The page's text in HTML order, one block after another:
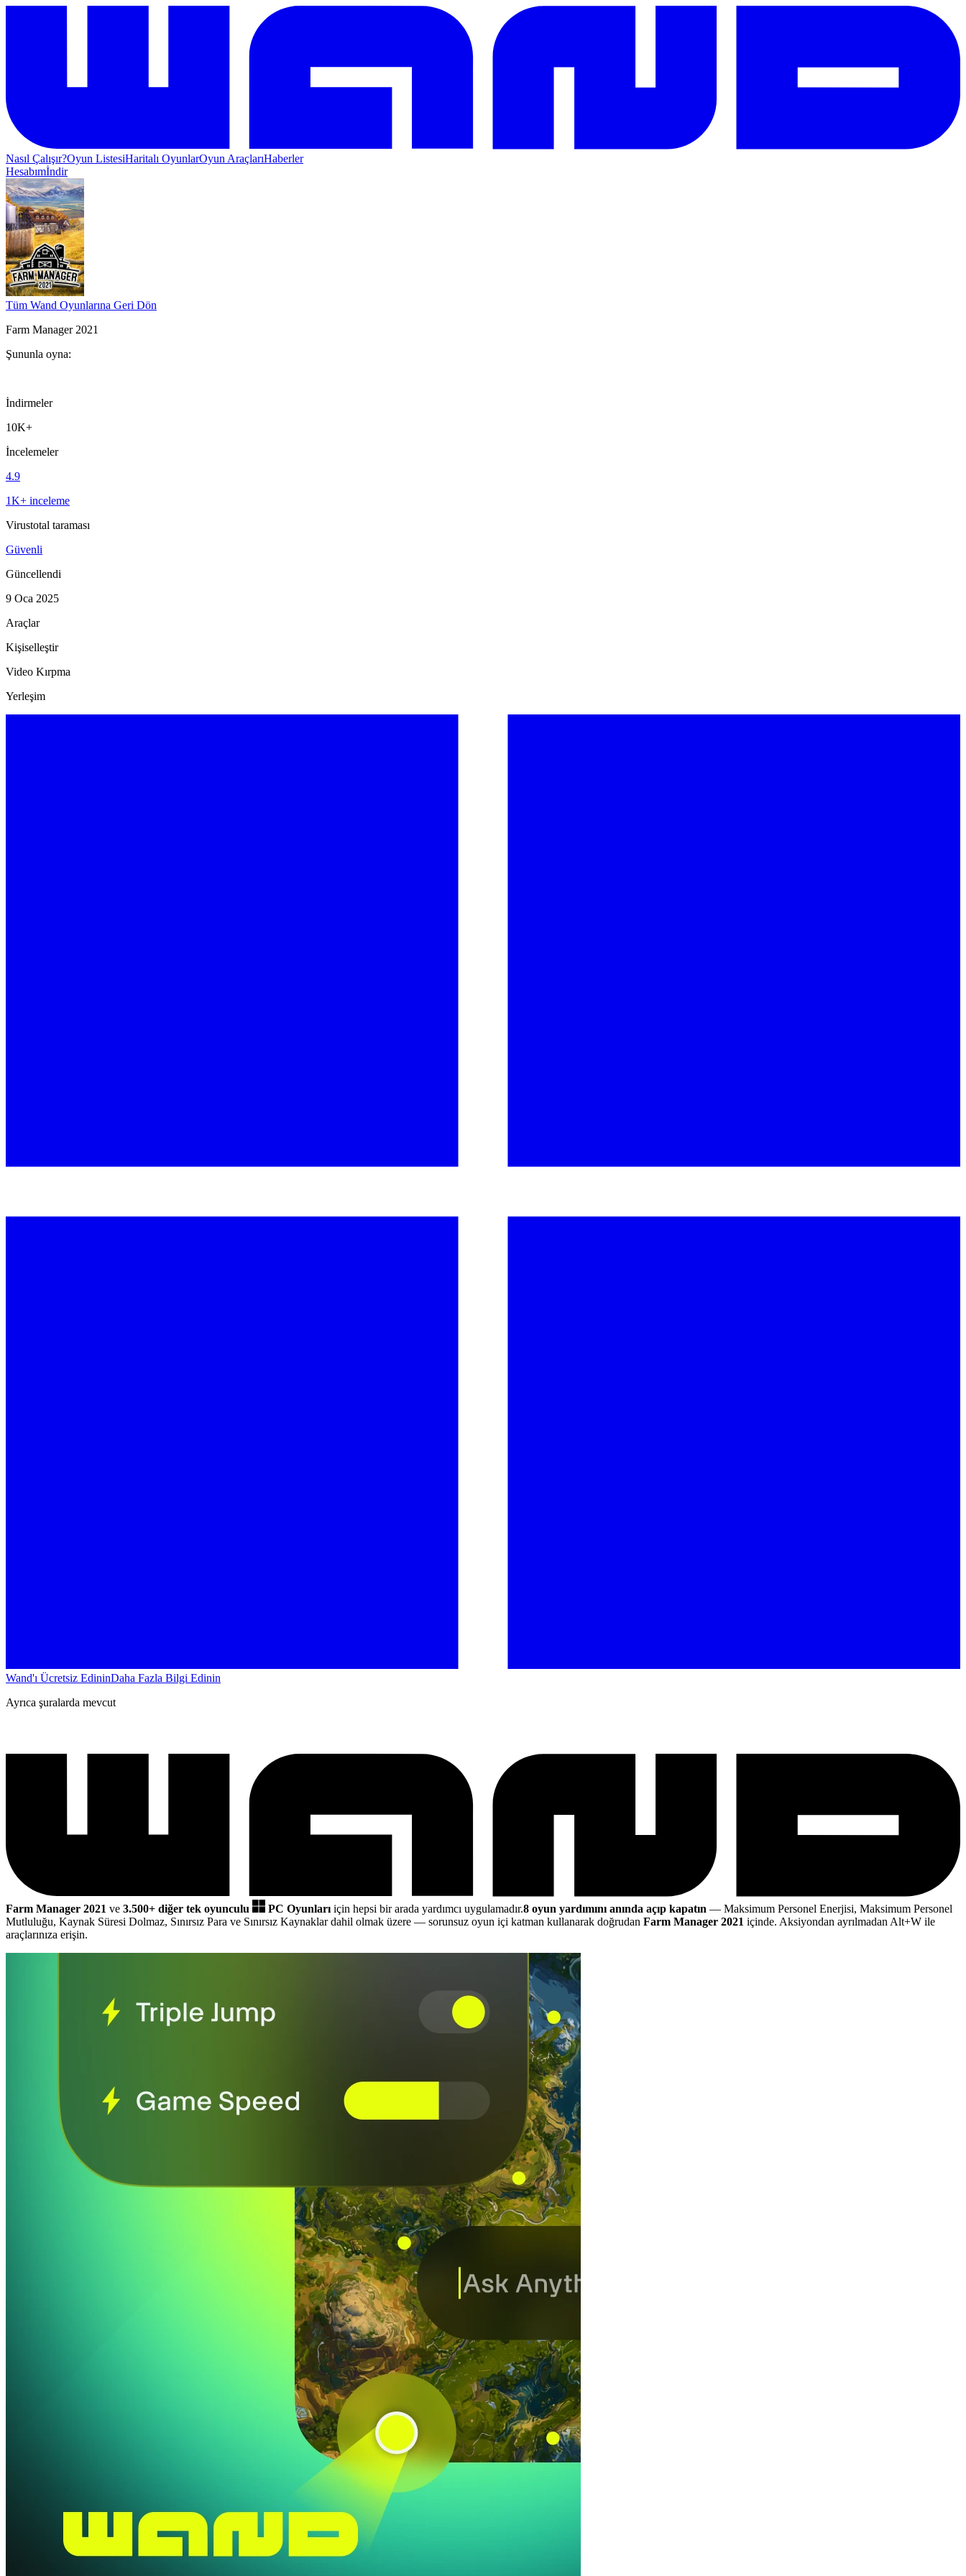
Nasıl Çalışır?Oyun ListesiHaritalı OyunlarOyun AraçlarıHaberler
Hesabımİndir
Tüm Wand Oyunlarına Geri Dön
Farm Manager 2021
Şununla oyna:
İndirmeler
10K+
İncelemeler
4.9
1K+ inceleme
Virustotal taraması
Güvenli
Güncellendi
9 Oca 2025
Araçlar
Kişiselleştir
Video Kırpma
Yerleşim
Wand'ı Ücretsiz EdininDaha Fazla Bilgi Edinin
Ayrıca şuralarda mevcut
Farm Manager 2021 ve 3.500+ diğer tek oyunculu PC Oyunları için hepsi bir arada yardımcı uygulamadır.8 oyun yardımını anında açıp kapatın — Maksimum Personel Enerjisi, Maksimum Personel
Mutluluğu, Kaynak Süresi Dolmaz, Sınırsız Para ve Sınırsız Kaynaklar dahil olmak üzere — sorunsuz oyun içi katman kullanarak doğrudan Farm Manager 2021 içinde. Aksiyondan ayrılmadan Alt+W ile
araçlarınıza erişin.